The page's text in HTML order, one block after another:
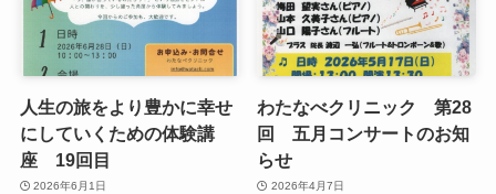
人生の旅をより豊かに幸せ
にしていくための体験講
座 19回目
2026年6月1日
わたなべクリニック 第28
回 五月コンサートのお知
らせ
2026年4月7日